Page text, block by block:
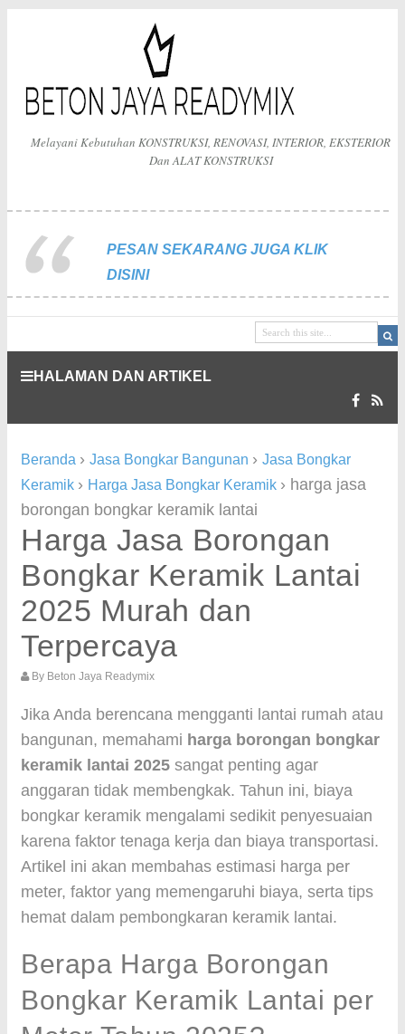
Melayani Kebutuhan KONSTRUKSI, RENOVASI, INTERIOR, EKSTERIOR
Dan ALAT KONSTRUKSI
PESAN SEKARANG JUGA KLIK
DISINI
HALAMAN DAN ARTIKEL
Beranda › Jasa Bongkar Bangunan › Jasa Bongkar
Keramik › Harga Jasa Bongkar Keramik › harga jasa
borongan bongkar keramik lantai
Harga Jasa Borongan
Bongkar Keramik Lantai
2025 Murah dan
Terpercaya
By Beton Jaya Readymix
Jika Anda berencana mengganti lantai rumah atau
bangunan, memahami harga borongan bongkar
keramik lantai 2025 sangat penting agar
anggaran tidak membengkak. Tahun ini, biaya
bongkar keramik mengalami sedikit penyesuaian
karena faktor tenaga kerja dan biaya transportasi.
Artikel ini akan membahas estimasi harga per
meter, faktor yang memengaruhi biaya, serta tips
hemat dalam pembongkaran keramik lantai.
Berapa Harga Borongan
Bongkar Keramik Lantai per